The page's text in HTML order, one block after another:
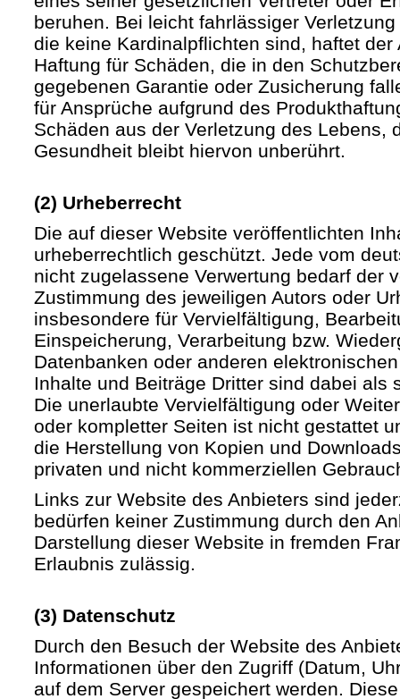
beruhen. Bei leicht fahrlässiger
die keine Kardinalpflichten sind, haftet der
Haftung für Schäden, die in den
gegebenen Garantie oder Zusicherung
für Ansprüche aufgrund des
Schäden aus der Verletzung des Lebens,
Gesundheit bleibt hiervon unberührt.
(2) Urheberrecht
Die auf dieser Website veröffentlichten
urheberrechtlich geschützt. Jede vom
nicht zugelassene Verwertung bedarf der
Zustimmung des jeweiligen Autors oder
insbesondere für Vervielfältigung,
Einspeicherung, Verarbeitung bzw.
Datenbanken oder anderen
Inhalte und Beiträge Dritter sind dabei als
Die unerlaubte Vervielfältigung oder
oder kompletter Seiten ist nicht gestattet
die Herstellung von Kopien und
privaten und nicht kommerziellen
Links zur Website des Anbieters sind
bedürfen keiner Zustimmung durch den
Darstellung dieser Website in fremden
Erlaubnis zulässig.
(3) Datenschutz
Durch den Besuch der Website des
Informationen über den Zugriff (Datum,
auf dem Server gespeichert werden.